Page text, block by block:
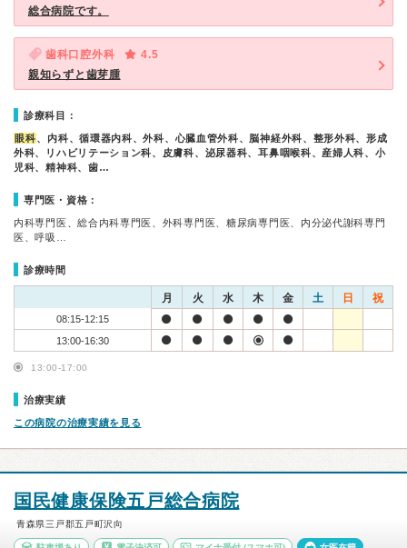
総合病院です。
歯科口腔外科
4.5
親知らずと歯芽腫
診療科目：
眼科、内科、循環器内科、外科、心臓血管外科、脳神経外科、整形外科、形成
外科、リハビリテーション科、皮膚科、泌尿器科、耳鼻咽喉科、産婦人科、小
児科、精神科、歯…
専門医・資格：
内科専門医、総合内科専門医、外科専門医、糖尿病専門医、内分泌代謝科専門
医、呼吸…
診療時間
月 火 水 木 金 土 日 祝
08:15-12:15
13:00-16:30
13:00-17:00
治療実績
この病院の治療実績を見る
国民健康保険五戸総合病院
青森県三戸郡五戸町沢向